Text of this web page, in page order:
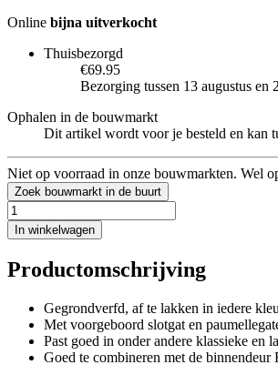
Online bijna uitverkocht
Thuisbezorgd
€69.95
Bezorging tussen 13 augustus en
Ophalen in de bouwmarkt
Dit artikel wordt voor je besteld en kan
Niet op voorraad in onze bouwmarkten. Wel
Zoek bouwmarkt in de buurt
In winkelwagen
Productomschrijving
Gegrondverfd, af te lakken in iedere
Met voorgeboord slotgat en
Past goed in onder andere klassieke en
Goed te combineren met de